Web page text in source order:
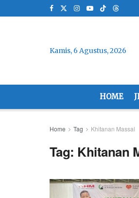
Kamis, 6 Agustus, 2026
HOME
Home Tag Khitanan Massal
Tag: Khitanan